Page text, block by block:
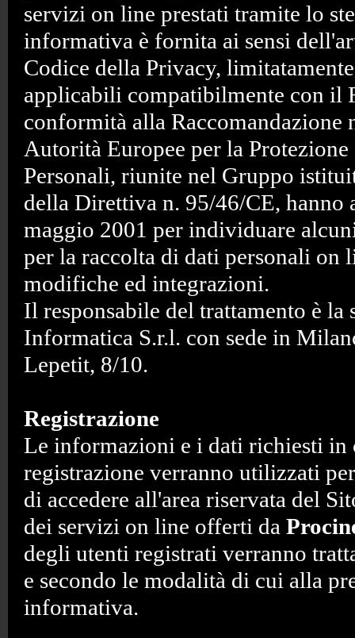
servizi on line prestati tramite lo
informativa è fornita ai sensi
Codice della Privacy,
applicabili compatibilmente con il
conformità alla Raccomandazione
Autorità Europee per la
Personali, riunite nel Gruppo
della Direttiva n. 95/46/CE, hanno
maggio 2001 per individuare
per la raccolta di dati personali on
modifiche ed integrazioni.
Il responsabile del trattamento è la
Informatica S.r.l. con sede in
Lepetit, 8/10.
Registrazione
Le informazioni e i dati richiesti in
registrazione verranno utilizzati
di accedere all'area riservata del
dei servizi on line offerti da
degli utenti registrati verranno
e secondo le modalità di cui alla
informativa.